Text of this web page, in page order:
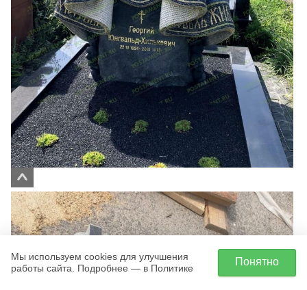
Мы используем cookies для улучшения
работы сайта. Подробнее — в Политике
Понятно